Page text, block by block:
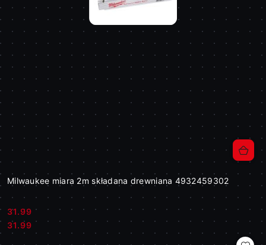
Milwaukee miara 2m składana drewniana 4932459302
Cena:
31.99
Cena:
31.99